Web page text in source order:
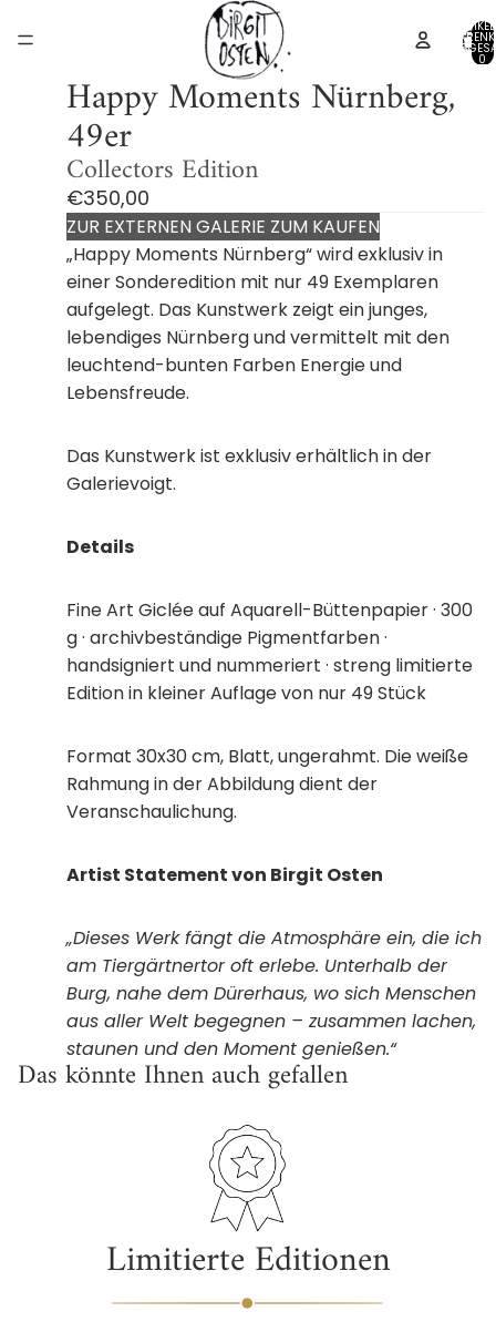
0
Happy Moments Nürnberg,
49er
Collectors Edition
€350,00
ZUR EXTERNEN GALERIE ZUM KAUFEN
„Happy Moments Nürnberg“ wird exklusiv in
einer Sonderedition mit nur 49 Exemplaren
aufgelegt. Das Kunstwerk zeigt ein junges,
lebendiges Nürnberg und vermittelt mit den
leuchtend-bunten Farben Energie und
Lebensfreude.
Das Kunstwerk ist exklusiv erhältlich in der
Galerievoigt.
Details
Fine Art Giclée auf Aquarell-Büttenpapier · 300
g · archivbeständige Pigmentfarben ·
handsigniert und nummeriert · streng limitierte
Edition in kleiner Auflage von nur 49 Stück
Format 30x30 cm, Blatt, ungerahmt. Die weiße
Rahmung in der Abbildung dient der
Veranschaulichung.
Artist Statement von Birgit Osten
„Dieses Werk fängt die Atmosphäre ein, die ich
am Tiergärtnertor oft erlebe. Unterhalb der
Burg, nahe dem Dürerhaus, wo sich Menschen
aus aller Welt begegnen – zusammen lachen,
staunen und den Moment genießen.“
Das könnte Ihnen auch gefallen
Limitierte Editionen